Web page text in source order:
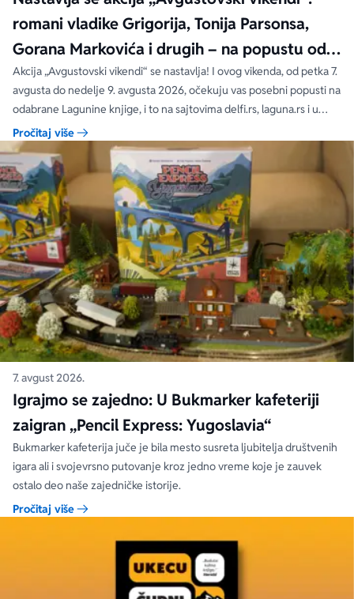
romani vladike Grigorija, Tonija Parsonsa,
Gorana Markovića i drugih – na popustu od
čak 40, 50 i 60%
Akcija „Avgustovski vikendi“ se nastavlja! I ovog vikenda, od petka 7.
avgusta do nedelje 9. avgusta 2026, očekuju vas posebni popusti na
odabrane Lagunine knjige, i to na sajtovima delfi.rs, laguna.rs i u
svim Delfi knjižarama.
Pročitaj više
7. avgust 2026.
Igrajmo se zajedno: U Bukmarker kafeteriji
zaigran „Pencil Express: Yugoslavia“
Bukmarker kafeterija juče je bila mesto susreta ljubitelja društvenih
igara ali i svojevrsno putovanje kroz jedno vreme koje je zauvek
ostalo deo naše zajedničke istorije.
Pročitaj više